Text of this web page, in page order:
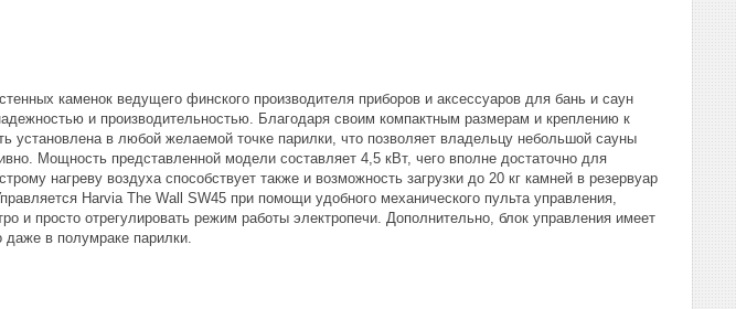
каменок ведущего финского производителя приборов и аксессуаров для бань и саун
и производительностью. Благодаря своим компактным размерам и креплению к
установлена в любой желаемой точке парилки, что позволяет владельцу небольшой сауны
Мощность представленной модели составляет 4,5 кВт, чего вполне достаточно для
нагреву воздуха способствует также и возможность загрузки до 20 кг камней в резервуар
Harvia The Wall SW45 при помощи удобного механического пульта управления,
и просто отрегулировать режим работы электропечи. Дополнительно, блок управления имеет
даже в полумраке парилки.